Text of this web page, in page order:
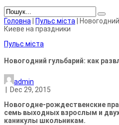
Головна Пульс міста
Киеве на праздники
Пульс міста
Новогодний гульбарий: как
admin
Dec 29, 2015
Новогодне-рождественские
семь выходных взрослым и
каникулы школьникам.